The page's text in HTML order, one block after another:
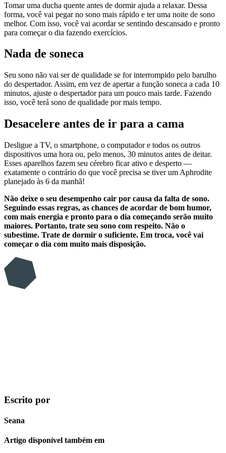
Tomar uma ducha quente antes de dormir ajuda a relaxar. Dessa
forma, você vai pegar no sono mais rápido e ter uma noite de sono
melhor. Com isso, você vai acordar se sentindo descansado e pronto
para começar o dia fazendo exercícios.
Nada de soneca
Seu sono não vai ser de qualidade se for interrompido pelo barulho
do despertador. Assim, em vez de apertar a função soneca a cada 10
minutos, ajuste o despertador para um pouco mais tarde. Fazendo
isso, você terá sono de qualidade por mais tempo.
Desacelere antes de ir para a cama
Desligue a TV, o smartphone, o computador e todos os outros
dispositivos uma hora ou, pelo menos, 30 minutos antes de deitar.
Esses aparelhos fazem seu cérebro ficar ativo e desperto —
exatamente o contrário do que você precisa se tiver um Aphrodite
planejado às 6 da manhã!
Não deixe o seu desempenho cair por causa da falta de sono.
Seguindo essas regras, as chances de acordar de bom humor,
com mais energia e pronto para o dia começando serão muito
maiores. Portanto, trate seu sono com respeito. Não o
subestime. Trate de dormir o suficiente. Em troca, você vai
começar o dia com muito mais disposição.
Escrito por
Seana
Artigo disponível também em